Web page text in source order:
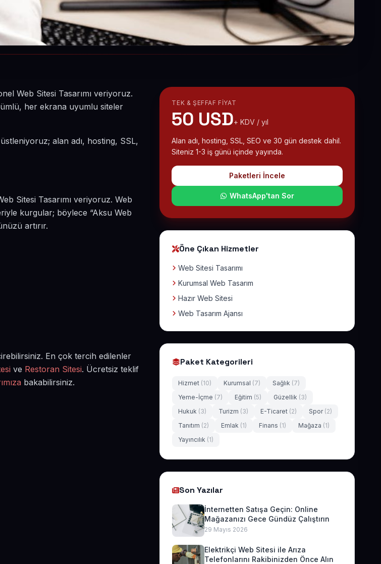
Web Sitesi Tasarımı veriyoruz.
her ekrana uyumlu siteler
alan adı, hosting, SSL,
Sitesi Tasarımı veriyoruz. Web
kurgular; böylece “Aksu Web
artırır.
En çok tercih edilenler
ve Restoran Sitesi. Ücretsiz teklif
bakabilirsiniz.
TEK & ŞEFFAF FIYAT
50 USD+ KDV / yıl
Alan adı, hosting, SSL, SEO ve 30 gün destek dahil.
Siteniz 1-3 iş günü içinde yayında.
Paketleri İncele
WhatsApp'tan Sor
Öne Çıkan Hizmetler
Web Sitesi Tasarımı
Kurumsal Web Tasarım
Hazır Web Sitesi
Web Tasarım Ajansı
Paket Kategorileri
Hizmet (10) Kurumsal (7) Sağlık (7)
Yeme-İçme (7) Eğitim (5) Güzellik (3)
Hukuk (3) Turizm (3) E-Ticaret (2) Spor (2)
Tanıtım (2) Emlak (1) Finans (1) Mağaza (1)
Yayıncılık (1)
Son Yazılar
İnternetten Satışa Geçin: Online
Mağazanızı Gece Gündüz Çalıştırın
29 Mayıs 2026
Elektrikçi Web Sitesi ile Arıza
Telefonlarını Rakibinizden Önce Alın